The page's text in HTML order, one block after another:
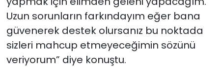
Uzun sorunların farkındayım eğer bana
güvenerek destek olursanız bu noktada
sizleri mahcup etmeyeceğimin sözünü
veriyorum” diye konuştu.